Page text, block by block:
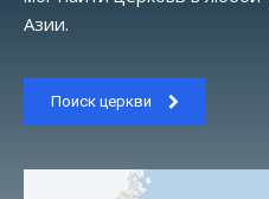
Азии.
Поиск церкви